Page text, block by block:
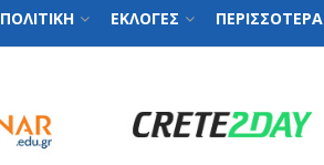
ΠΟΛΙΤΙΚΗ ΕΚΛΟΓΕΣ ΠΕΡΙΣΣΟΤΕΡΑ